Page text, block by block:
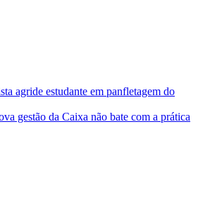
agride estudante em panfletagem do
gestão da Caixa não bate com a prática